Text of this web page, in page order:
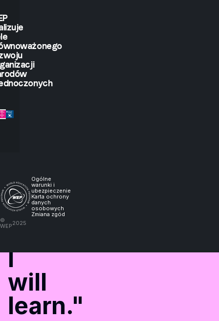
Ogólne
warunki i
ubezpieczenie
Karta ochrony
danych
osobowych
Zmiana zgód
©
WEP2025
I
will
see.
But
if
me
experience
it,
I
will
learn."